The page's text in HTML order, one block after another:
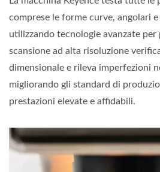
comprese le forme curve, angolari
utilizzando tecnologie avanzate per
scansione ad alta risoluzione
dimensionale e rileva imperfezioni
migliorando gli standard di
prestazioni elevate e affidabili.